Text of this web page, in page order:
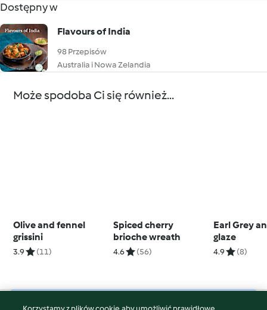
Dostępny w
Flavours of India
98 Przepisów
Australia i Nowa Zelandia
Może spodoba Ci się również...
Olive and fennel
grissini
3.9 (11)
Spiced cherry
brioche wreath
4.6 (56)
Earl Grey
glaze
4.9 (8)